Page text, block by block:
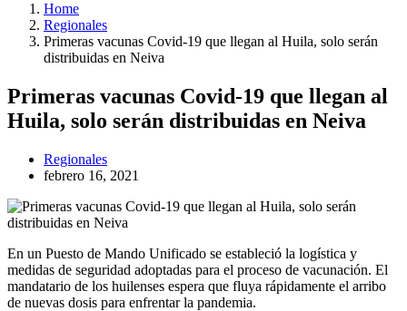
Home
Regionales
Primeras vacunas Covid-19 que llegan al Huila, solo serán
distribuidas en Neiva
Primeras vacunas Covid-19 que llegan al
Huila, solo serán distribuidas en Neiva
Regionales
febrero 16, 2021
En un Puesto de Mando Unificado se estableció la logística y
medidas de seguridad adoptadas para el proceso de vacunación. El
mandatario de los huilenses espera que fluya rápidamente el arribo
de nuevas dosis para enfrentar la pandemia.